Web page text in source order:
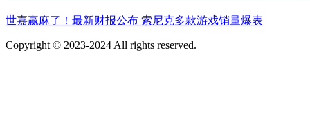
世嘉赢麻了！最新财报公布 索尼克多款游戏销量爆表
Copyright © 2023-2024 All rights reserved.